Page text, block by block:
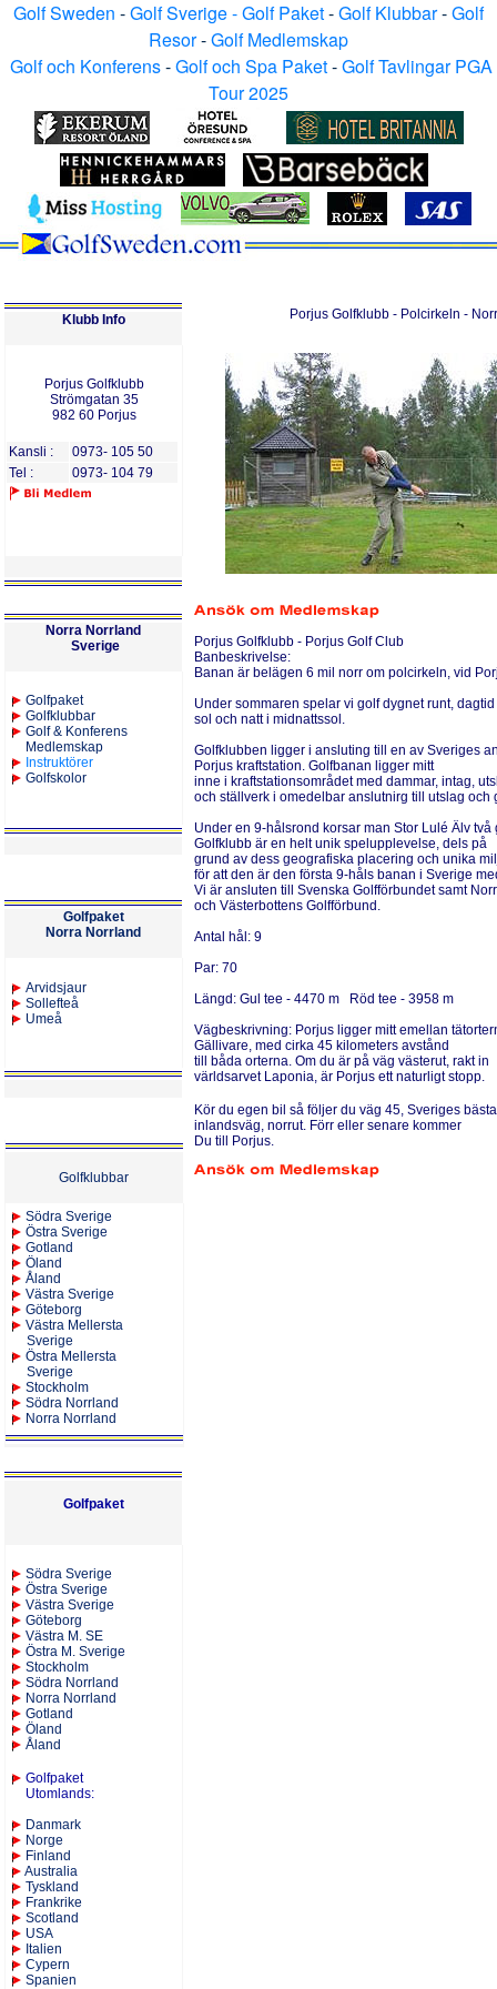
Golf Sweden -Golf Sverige - Golf Paket-Golf Klubbar-Golf
Resor-Golf Medlemskap
Golf och Konferens-Golf och Spa Paket-Golf Tavlingar PGA
Tour 2025
Klubb Info
Porjus Golfklubb
Strömgatan 35
982 60 Porjus
Kansli :
0973- 105 50
Tel :
0973- 104 79
Norra Norrland
Sverige
Golfpaket
Golfklubbar
Golf & Konferens
Medlemskap
Instruktörer
Golfskolor
Golfpaket
Norra Norrland
Arvidsjaur
Sollefteå
Umeå
Golfklubbar
Södra Sverige
Östra Sverige
Gotland
Öland
Åland
Västra Sverige
Göteborg
Västra Mellersta
Sverige
Östra Mellersta
Sverige
Stockholm
Södra Norrland
Norra Norrland
Golfpaket
Södra Sverige
Östra Sverige
Västra Sverige
Göteborg
Västra M. SE
Östra M. Sverige
Stockholm
Södra Norrland
Norra Norrland
Gotland
Öland
Åland
Golfpaket
Utomlands:
Danmark
Norge
Finland
Australia
Tyskland
Frankrike
Scotland
USA
Italien
Cypern
Spanien
Porjus Golfklubb - Polcirkeln -
Porjus Golfklubb - Porjus Golf Club
Banbeskrivelse:
Banan är belägen 6 mil norr om polcirkeln, vid
Under sommaren spelar vi golf dygnet runt, dagtid
sol och natt i midnattssol.
Golfklubben ligger i ansluting till en av Sveriges
Porjus kraftstation. Golfbanan ligger mitt
inne i kraftstationsområdet med dammar, intag,
och ställverk i omedelbar anslutnirg till utslag och
Under en 9-hålsrond korsar man Stor Lulé Älv två
Golfklubb är en helt unik spelupplevelse, dels på
grund av dess geografiska placering och unika
för att den är den första 9-håls banan i Sverige
Vi är ansluten till Svenska Golfförbundet samt
och Västerbottens Golfförbund.
Antal hål: 9
Par: 70
Längd: Gul tee - 4470 m Röd tee - 3958 m
Vägbeskrivning: Porjus ligger mitt emellan
Gällivare, med cirka 45 kilometers avstånd
till båda orterna. Om du är på väg västerut, rakt in
världsarvet Laponia, är Porjus ett naturligt stopp.
Kör du egen bil så följer du väg 45, Sveriges bästa
inlandsväg, norrut. Förr eller senare kommer
Du till Porjus.